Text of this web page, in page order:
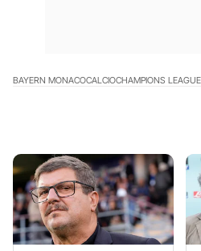
BAYERN MONACOCALCIOCHAMPIONS